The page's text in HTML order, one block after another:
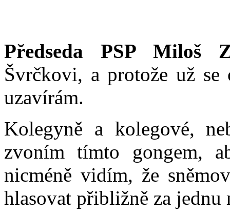
Předseda PSP Miloš
Švrčkovi, a protože už se
uzavírám.
Kolegyně a kolegové,
zvoním tímto gongem,
nicméně vidím, že
hlasovat přibližně za jednu